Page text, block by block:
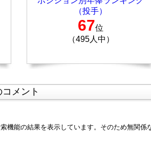
（投手）
67位
（495人中）
メント
機能の結果を表示しています。そのため無関係